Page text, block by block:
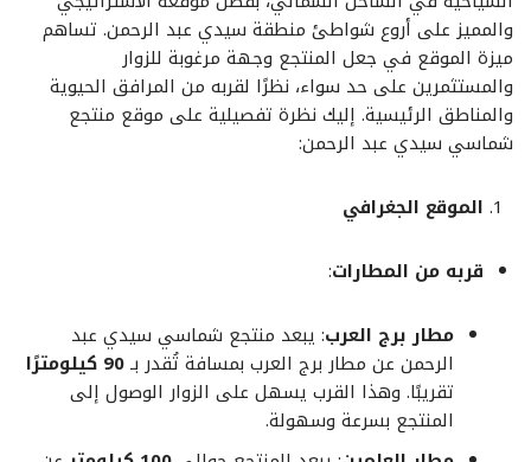
والمميز على أروع شواطئ منطقة سيدي عبد الرحمن. تساهم
ميزة الموقع في جعل المنتجع وجهة مرغوبة للزوار
والمستثمرين على حد سواء، نظرًا لقربه من المرافق الحيوية
والمناطق الرئيسية. إليك نظرة تفصيلية على موقع منتجع
شماسي سيدي عبد الرحمن:
الموقع الجغرافي
قربه من المطارات:
مطار برج العرب: يبعد منتجع شماسي سيدي عبد
الرحمن عن مطار برج العرب بمسافة تُقدر بـ90 كيلومترًا
تقريبًا. وهذا القرب يسهل على الزوار الوصول إلى
المنتجع بسرعة وسهولة.